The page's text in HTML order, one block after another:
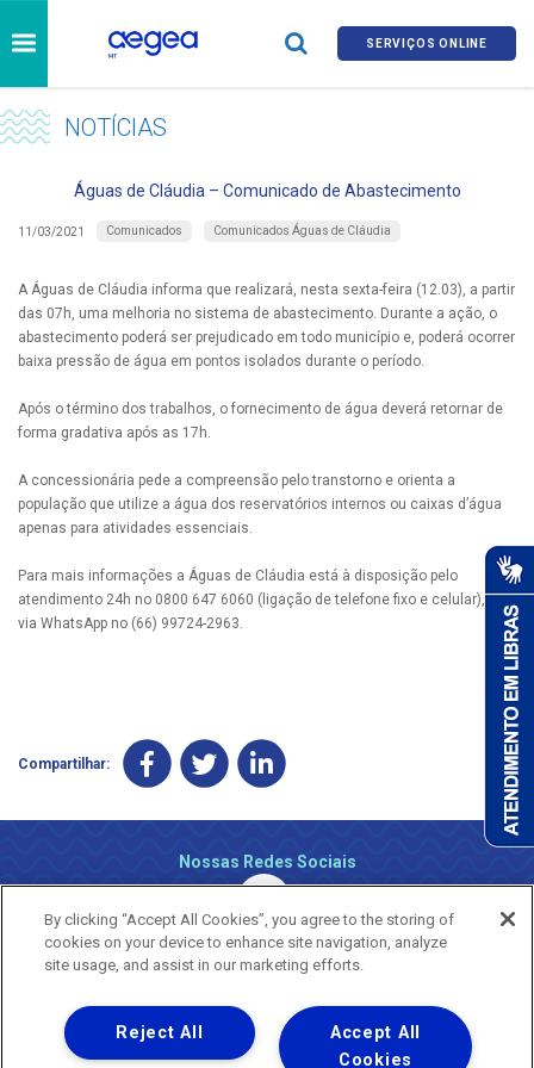
SERVIÇOS ONLINE
NOTÍCIAS
Águas de Cláudia – Comunicado de Abastecimento
11/03/2021 Comunicados Comunicados Águas de Cláudia
A Águas de Cláudia informa que realizará, nesta sexta-feira (12.03), a partir
das 07h, uma melhoria no sistema de abastecimento. Durante a ação, o
abastecimento poderá ser prejudicado em todo município e, poderá ocorrer
baixa pressão de água em pontos isolados durante o período.
Após o término dos trabalhos, o fornecimento de água deverá retornar de
forma gradativa após as 17h.
A concessionária pede a compreensão pelo transtorno e orienta a
população que utilize a água dos reservatórios internos ou caixas d’água
apenas para atividades essenciais.
Para mais informações a Águas de Cláudia está à disposição pelo
atendimento 24h no 0800 647 6060 (ligação de telefone fixo e celular), ou
via WhatsApp no (66) 99724-2963.
Compartilhar:
Nossas Redes Sociais
Uma empresa
Copyright ® 2026 - Todos os Direitos Reservados.
By clicking “Accept All Cookies”, you agree to the storing of
cookies on your device to enhance site navigation, analyze
site usage, and assist in our marketing efforts.
Accept All
Cookies
Reject All